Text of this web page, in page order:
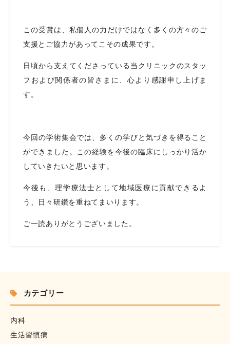
この受賞は、私個人の力だけではなく多くの方々のご
支援とご協力があってこその成果です。
日頃から支えてくださっている当クリニックのスタッ
フおよび関係者の皆さまに、心より感謝申し上げま
す。
今回の学術集会では、多くの学びと気づきを得ること
ができました。この経験を今後の臨床にしっかり活か
していきたいと思います。
今後も、理学療法士として地域医療に貢献できるよ
う、日々研鑽を重ねてまいります。
ご一読ありがとうございました。
カテゴリー
内科
生活習慣病